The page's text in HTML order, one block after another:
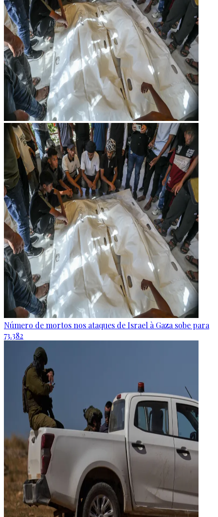
Número de mortos nos ataques de Israel à Gaza sobe para
73.382